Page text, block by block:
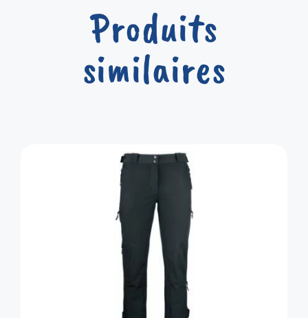
Produits
similaires